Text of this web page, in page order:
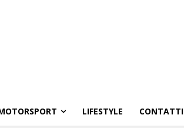
LIFESTYLE CONTATTI